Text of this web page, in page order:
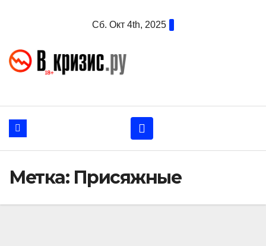
Сб. Окт 4th, 2025
Метка: Присяжные